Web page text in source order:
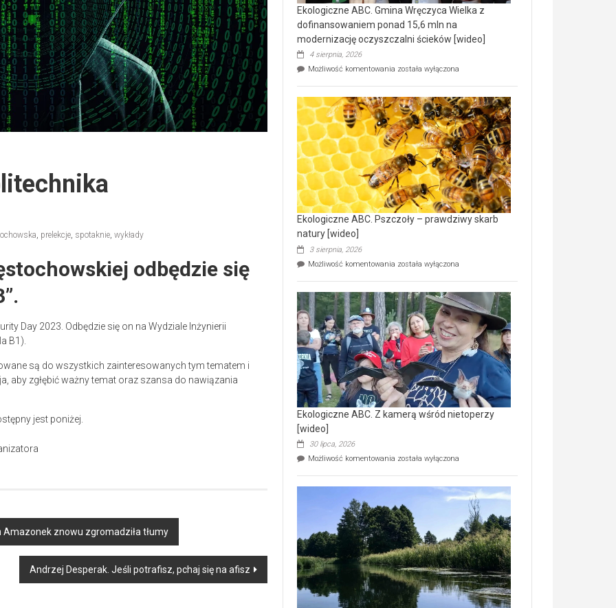
prelekcje spotaknie wykłady
odbędzie się
Day 2023. Odbędzie się on na Wydziale Inżynierii
B1).
są do wszystkich zainteresowanych tym tematem i
aby zgłębić ważny temat oraz szansa do nawiązania
jest poniżej.
znowu zgromadziła tłumy
Andrzej Desperak. Jeśli potrafisz, pchaj się na afisz
Ekologiczne ABC. Gmina Wręczyca Wielka z
dofinansowaniem ponad 15,6 mln na
modernizację oczyszczalni ścieków [wideo]
4 sierpnia, 2026
Możliwość komentowania Ekologiczne
Wręczyca
Wielka
z
dofinansowaniem
ponad
15,6
mln
na
modernizację
oczyszczalni
ścieków
[wideo]
została wyłączona
Ekologiczne ABC. Pszczoły – prawdziwy skarb
natury [wideo]
3 sierpnia, 2026
Możliwość komentowania Ekologiczne
–
prawdziwy
skarb
natury
[wideo]
została wyłączona
Ekologiczne ABC. Z kamerą wśród nietoperzy
[wideo]
30 lipca, 2026
Możliwość komentowania Ekologiczne
wśród
nietoperzy
[wideo]
została wyłączona